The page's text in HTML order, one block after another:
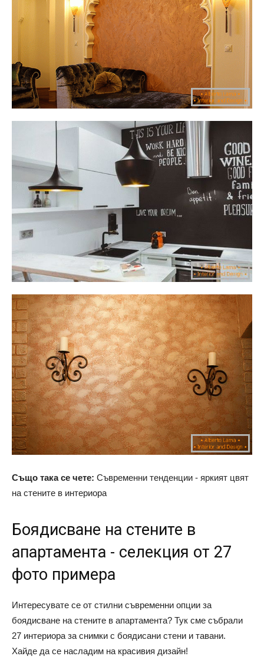
Също така се чете: Съвременни тенденции - яркият цвят
на стените в интериора
Боядисване на стените в
апартамента - селекция от 27
фото примера
Интересувате се от стилни съвременни опции за
боядисване на стените в апартамента? Тук сме събрали
27 интериора за снимки с боядисани стени и тавани.
Хайде да се насладим на красивия дизайн!